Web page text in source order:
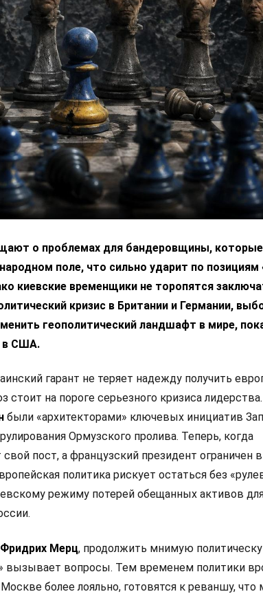
о проблемах для бандеровщины,
поле, что сильно ударит по позициям
киевские временщики не торопятся
кризис в Британии и Германии,
геополитический ландшафт в мире,
в США.
гарант не теряет надежду получить
стоит на пороге серьезного кризиса лидерства.
были «архитекторами» ключевых инициатив
Ормузского пролива. Теперь, когда
пост, а французский президент ограничен в
политика рискует остаться без
режиму потерей обещанных активов
Фридрих Мерц, продолжить мнимую
вызывает вопросы. Тем временем политики
более лояльно, готовятся к реваншу, что